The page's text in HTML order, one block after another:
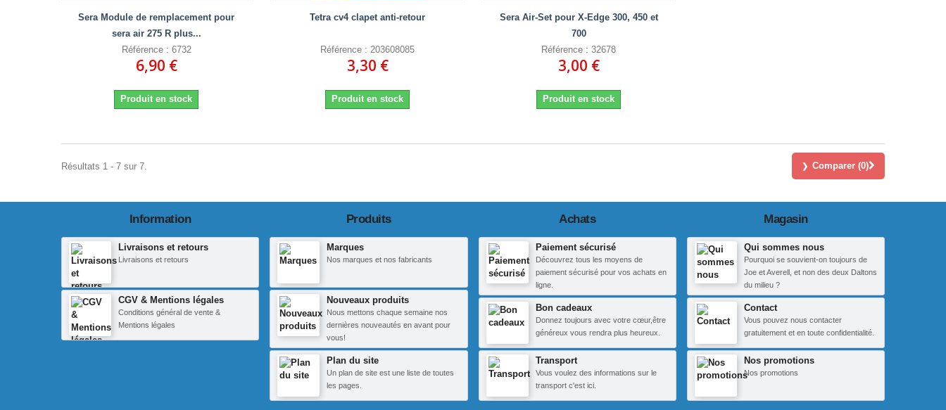
Sera Module de remplacement pour
sera air 275 R plus...
Référence : 6732
6,90 €
Produit en stock
Tetra cv4 clapet anti-retour
Référence : 203608085
3,30 €
Produit en stock
Sera Air-Set pour X-Edge 300, 450 et
700
Référence : 32678
3,00 €
Produit en stock
Comparer (0)
Résultats 1 - 7 sur 7.
Information
Livraisons et retours
Livraisons et retours
CGV & Mentions légales
Conditions général de vente &
Mentions légales
Produits
Marques
Nos marques et nos fabricants
Nouveaux produits
Nous mettons chaque semaine nos
dernières nouveautés en avant pour
vous!
Plan du site
Un plan de site est une liste de toutes
les pages.
Achats
Paiement sécurisé
Découvrez tous les moyens de
paiement sécurisé pour vos achats en
ligne.
Bon cadeaux
Donnez toujours avec votre cœur,être
généreux vous rendra plus heureux.
Transport
Vous voulez des informations sur le
transport c'est ici.
Magasin
Qui sommes nous
Pourquoi se souvient-on toujours de
Joe et Averell, et non des deux Daltons
du milieu ?
Contact
Vous pouvez nous contacter
gratuitement et en toute confidentialité.
Nos promotions
Nos promotions